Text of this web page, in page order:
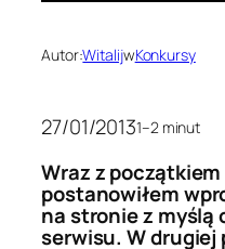
Autor:WitalijwKonkursy
27/01/20131–2 minut
Wraz z
postanowiłem
na stronie z myślą
serwisu. W drugiej